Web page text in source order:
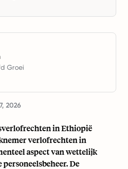
Groei
2026
in Ethiopië
verlofrechten in
aspect van wettelijk
De